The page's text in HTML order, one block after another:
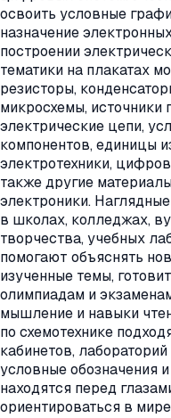
освоить условные
назначение
построении
тематики на плакатах
резисторы,
микросхемы, источники
электрические цепи,
компонентов, единицы
электротехники,
также другие
электроники.
в школах, колледжах,
творчества, учебных
помогают объяснять
изученные темы,
олимпиадам и
мышление и навыки
по схемотехнике
кабинетов,
условные обозначения
находятся перед
ориентироваться в